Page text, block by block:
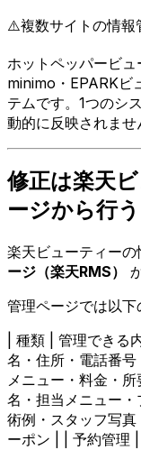
⚠️複数サイトの情報
ホットペッパービュ
minimo・EPARKビ
テムです。1つのシ
動的に反映されませ
修正は楽天
ージから行う
楽天ビューティーの
ージ（楽天RMS）
管理ページでは以下
| 種類 | 管理でき
名・住所・電話番
メニュー・料金・
名・担当メニュー
術例・スタッフ写
ーポン | | 予約管理 |